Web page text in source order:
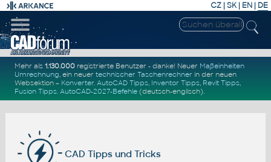
CZ | SK| EN | DE
Mehr als1.130.000 registrierte Benutzer - danke! Neuer Maßeinheiten
Umrechnung, ein neuertechnischer Taschenrechner in der neuen
Websektion – Konverter.AutoCAD Tipps, Inventor Tipps, Revit Tipps,
Fusion Tipps.AutoCAD-2027-Befehle (deutsch-englisch).
CAD Tipps und Tricks